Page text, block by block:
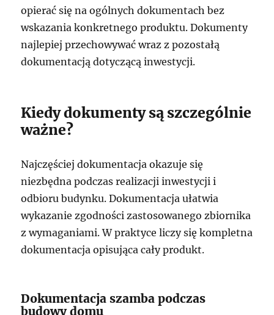
opierać się na ogólnych dokumentach bez
wskazania konkretnego produktu. Dokumenty
najlepiej przechowywać wraz z pozostałą
dokumentacją dotyczącą inwestycji.
Kiedy dokumenty są szczególnie
ważne?
Najczęściej dokumentacja okazuje się
niezbędna podczas realizacji inwestycji i
odbioru budynku. Dokumentacja ułatwia
wykazanie zgodności zastosowanego zbiornika
z wymaganiami. W praktyce liczy się kompletna
dokumentacja opisująca cały produkt.
Dokumentacja szamba podczas
budowy domu